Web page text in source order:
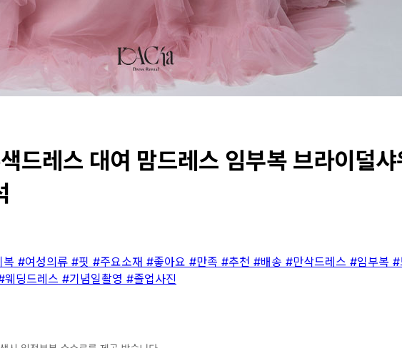
드레스 대여 맘드레스 임부복 브라이덜
복 #여성의류 #핏 #주요소재 #좋아요 #만족 #추천 #배송 #만삭드레스 #임부복 #
웨딩드레스 #기념일촬영 #졸업사진